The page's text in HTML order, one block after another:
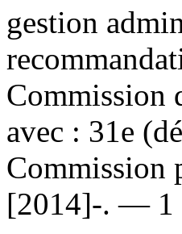
gestion
Commission
avec : 31e
Commission
[2014]-. — 1